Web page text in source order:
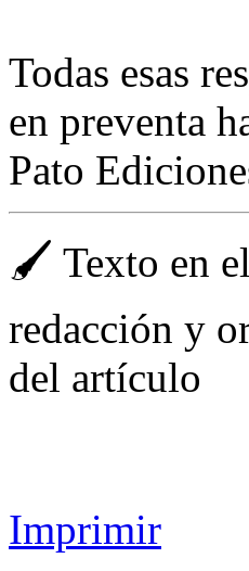
Todas esas
en preventa
Pato
🖌️ Texto en
redacción y
del artículo
Imprimir